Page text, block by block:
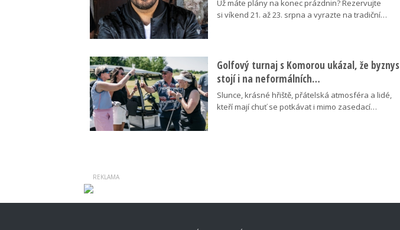
Už máte plány na konec prázdnin? Rezervujte
si víkend 21. až 23. srpna a vyrazte na tradiční…
Golfový turnaj s Komorou ukázal, že byznys
stojí i na neformálních…
Slunce, krásné hřiště, přátelská atmosféra a lidé,
kteří mají chuť se potkávat i mimo zasedací…